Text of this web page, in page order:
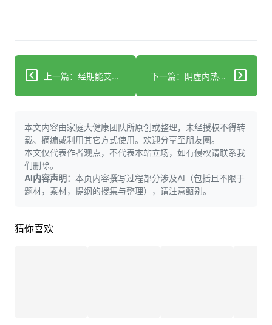
上一篇：经期能艾灸肚子吗？中医辨证是关键 下一篇：阴虚内热伴舌苔厚白？3类科学调理方法帮你改善体质
本文内容由家庭大健康团队所原创或整理，未经授权不得转
载、摘编或利用其它方式使用。欢迎分享至朋友圈。
本文仅代表作者观点，不代表本站立场，如有侵权请联系我
们删除。
AI内容声明： 本页内容撰写过程部分涉及AI（包括且不限于
题材，素材，提纲的搜集与整理），请注意甄别。
猜你喜欢